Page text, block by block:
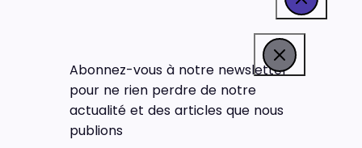
Abonnez-vous à notre newsletter
pour ne rien perdre de notre
actualité et des articles que nous
publions